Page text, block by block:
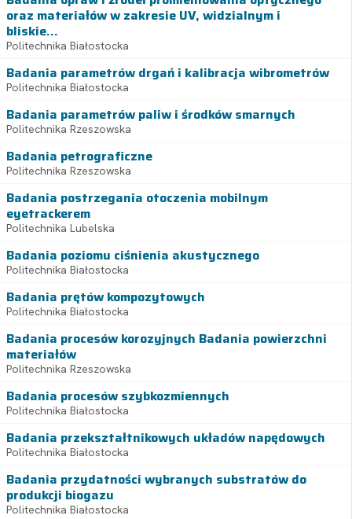
oraz materiałów w zakresie UV, widzialnym i
bliskie...
Politechnika Białostocka
Badania parametrów drgań i kalibracja wibrometrów
Politechnika Białostocka
Badania parametrów paliw i środków smarnych
Politechnika Rzeszowska
Badania petrograficzne
Politechnika Rzeszowska
Badania postrzegania otoczenia mobilnym
eyetrackerem
Politechnika Lubelska
Badania poziomu ciśnienia akustycznego
Politechnika Białostocka
Badania prętów kompozytowych
Politechnika Białostocka
Badania procesów korozyjnych Badania powierzchni
materiałów
Politechnika Rzeszowska
Badania procesów szybkozmiennych
Politechnika Białostocka
Badania przekształtnikowych układów napędowych
Politechnika Białostocka
Badania przydatności wybranych substratów do
produkcji biogazu
Politechnika Białostocka